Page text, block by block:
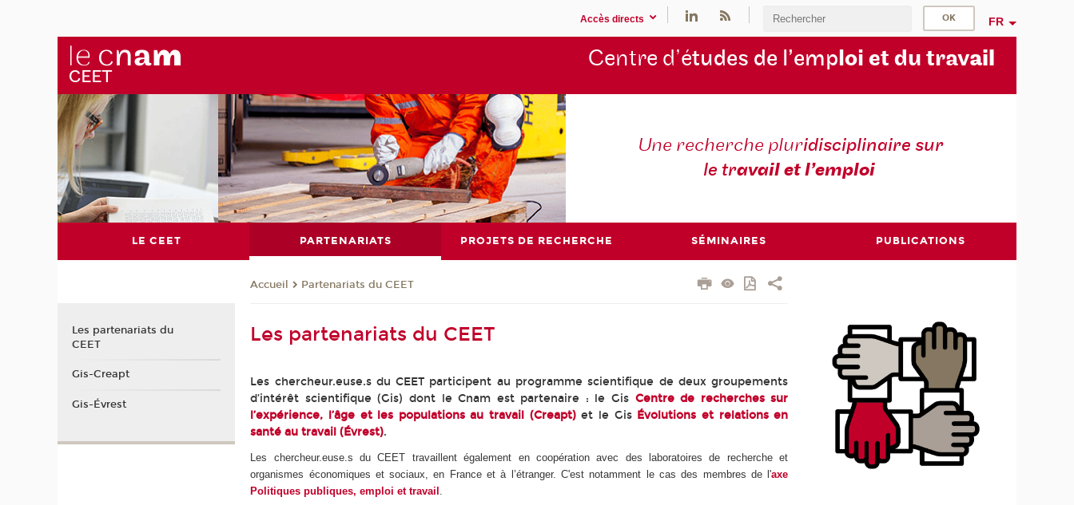
Accès directs FR
Centre d’études de l’emploi et du travail
Une recherche pluridisciplinaire sur
le travail et l’emploi
LE CEET PARTENARIATS PROJETS DE RECHERCHE SÉMINAIRES PUBLICATIONS
Accueil Partenariats du CEET
Les partenariats du CEET
Les chercheur.euse.s du CEET participent au programme scientifique de deux groupements
d’intérêt scientifique (Gis) dont le Cnam est partenaire : le Gis Centre de recherches sur
l’expérience, l’âge et les populations au travail (Creapt)et le Gis Évolutions et relations en
santé au travail (Évrest).
Les chercheur.euse.s du CEET travaillent également en coopération avec des laboratoires de recherche et
organismes économiques et sociaux, en France et à l’étranger. C'est notamment le cas des membres de l'axe
Politiques publiques, emploi et travail .
Les partenariats du
CEET
Gis-Creapt
Gis-Évrest